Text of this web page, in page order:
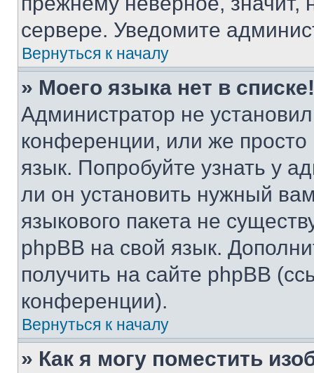
сервере. Уведомите
Вернуться к началу
» Моего языка нет в списке!
Администратор не
конференции, или же
язык. Попробуйте узнать у
ли он установить нужный
языкового пакета не
phpBB на свой язык.
получить на сайте phpBB
конференции).
Вернуться к началу
» Как я могу поместить